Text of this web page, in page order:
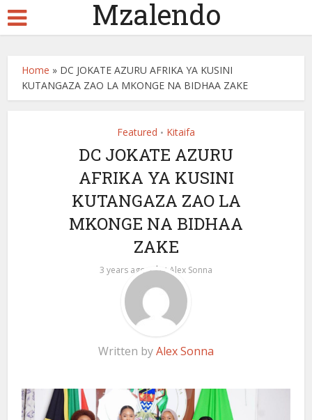
Mzalendo
Home » DC JOKATE AZURU AFRIKA YA KUSINI
KUTANGAZA ZAO LA MKONGE NA BIDHAA ZAKE
Featured • Kitaifa
DC JOKATE AZURU
AFRIKA YA KUSINI
KUTANGAZA ZAO LA
MKONGE NA BIDHAA
ZAKE
3 years ago by Alex Sonna
Written byAlex Sonna